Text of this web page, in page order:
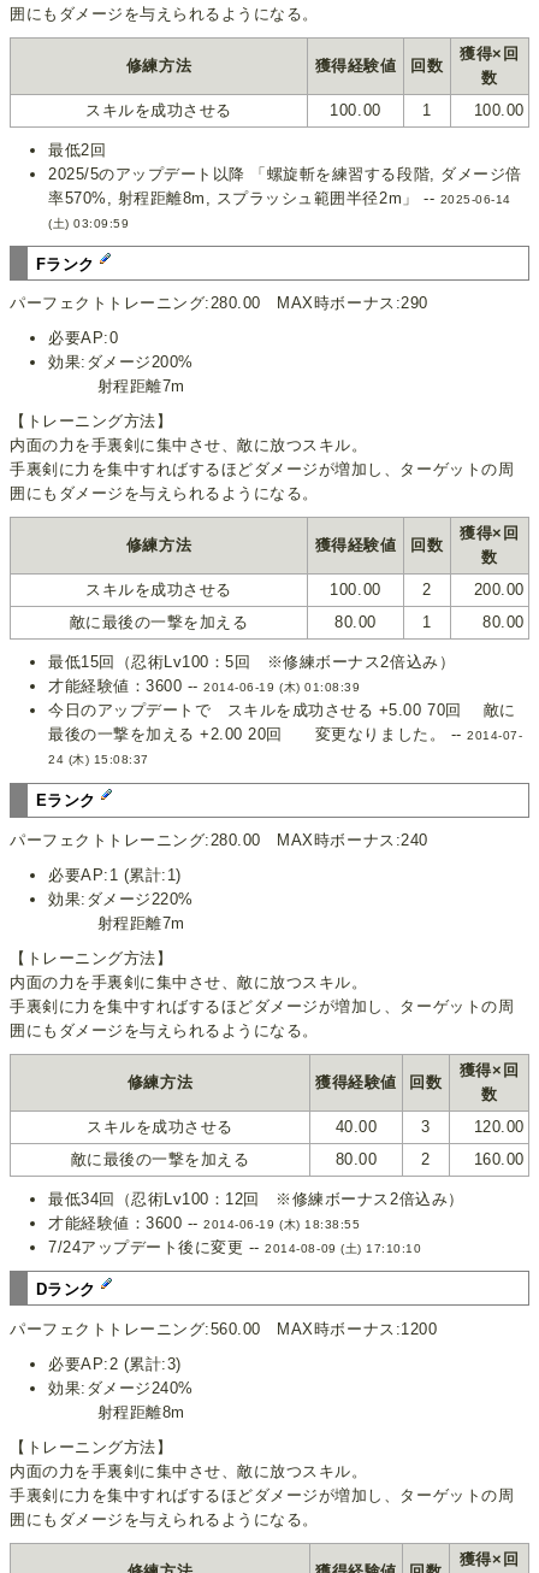
囲にもダメージを与えられるようになる。
修練方法 獲得経験値 回数
獲得×回
数
スキルを成功させる
100.00 1 100.00
最低2回
2025/5のアップデート以降 「螺旋斬を練習する段階, ダメージ倍
率570%, 射程距離8m, スプラッシュ範囲半径2m」 -- 2025-06-14
(土) 03:09:59
Fランク
パーフェクトトレーニング:280.00 MAX時ボーナス:290
必要AP:0
効果:ダメージ200%
射程距離7m
【トレーニング方法】
内面の力を手裏剣に集中させ、敵に放つスキル。
手裏剣に力を集中すればするほどダメージが増加し、ターゲットの周
囲にもダメージを与えられるようになる。
修練方法 獲得経験値 回数
獲得×回
数
スキルを成功させる
100.00 2
200.00
敵に最後の一撃を加える
80.00 1 80.00
最低15回（忍術Lv100：5回 ※修練ボーナス2倍込み）
才能経験値：3600 --2014-06-19 (木) 01:08:39
今日のアップデートで スキルを成功させる +5.00 70回 敵に
最後の一撃を加える +2.00 20回 変更なりました。 --2014-07-
24 (木) 15:08:37
Eランク
パーフェクトトレーニング:280.00 MAX時ボーナス:240
必要AP:1 (累計:1)
効果:ダメージ220%
射程距離7m
【トレーニング方法】
内面の力を手裏剣に集中させ、敵に放つスキル。
手裏剣に力を集中すればするほどダメージが増加し、ターゲットの周
囲にもダメージを与えられるようになる。
修練方法 獲得経験値 回数
獲得×回
数
スキルを成功させる
40.00 3
120.00
敵に最後の一撃を加える
80.00 2 160.00
最低34回（忍術Lv100：12回 ※修練ボーナス2倍込み）
才能経験値：3600 --2014-06-19 (木) 18:38:55
7/24アップデート後に変更 --2014-08-09 (土) 17:10:10
Dランク
パーフェクトトレーニング:560.00 MAX時ボーナス:1200
必要AP:2 (累計:3)
効果:ダメージ240%
射程距離8m
【トレーニング方法】
内面の力を手裏剣に集中させ、敵に放つスキル。
手裏剣に力を集中すればするほどダメージが増加し、ターゲットの周
囲にもダメージを与えられるようになる。
獲得×回